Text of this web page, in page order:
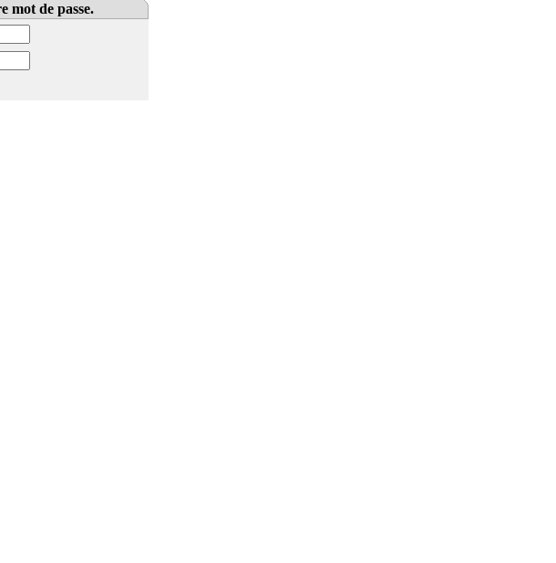
mot de passe.